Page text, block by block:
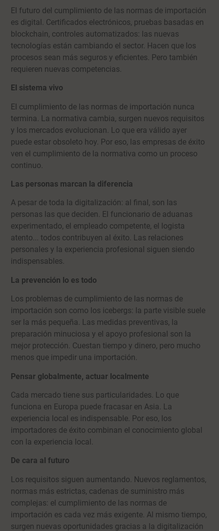
El futuro del cumplimiento de las normas de importación
es digital. Certificados electrónicos, pruebas basadas en
blockchain, controles automatizados: las nuevas
tecnologías están cambiando el sector. Hacen que los
procesos sean más seguros y eficientes. Pero también
requieren nuevas competencias.
El sistema vivo
El cumplimiento de las normas de importación nunca
termina. La normativa cambia, surgen nuevos requisitos
y los mercados evolucionan. Lo que era válido ayer
puede estar obsoleto hoy. Por eso, las empresas de éxito
ven el cumplimiento de la normativa como un proceso
continuo.
Las personas marcan la diferencia
A pesar de toda la digitalización: al final, son las
personas las que deciden. El funcionario de aduanas
experimentado, el empleado competente, el logista
atento... todos contribuyen al éxito. Las relaciones
personales y la experiencia profesional siguen siendo
indispensables.
La prevención lo es todo
Los problemas de cumplimiento de las normas de
importación son como los icebergs: la parte visible suele
ser la más pequeña. Las medidas preventivas, la
preparación minuciosa y el apoyo profesional son la
mejor protección. Cuestan tiempo y dinero, pero mucho
menos que impedir una importación.
Pensar globalmente, actuar localmente
Cada mercado tiene sus particularidades. Lo que
funciona en Europa puede fracasar en Asia. La
experiencia local es indispensable. Por eso, los
importadores de éxito combinan el conocimiento global
con la experiencia local.
De cara al futuro
Los requisitos siguen aumentando. Nuevos reglamentos,
normas más estrictas, cadenas de suministro más
complejas: el cumplimiento de las normas de
importación es cada vez más exigente. Al mismo tiempo,
surgen nuevas oportunidades gracias a la digitalización